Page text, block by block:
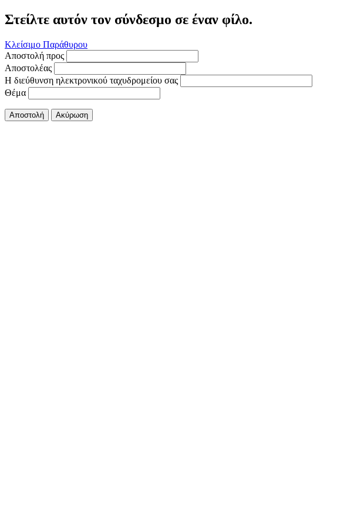
Στείλτε αυτόν τον σύνδεσμο σε έναν φίλο.
Κλείσιμο Παράθυρου
Αποστολή προς
Αποστολέας
Η διεύθυνση ηλεκτρονικού ταχυδρομείου σας
Θέμα
Αποστολή Ακύρωση